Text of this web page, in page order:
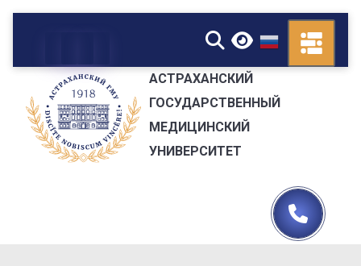
▼
АСТРАХАНСКИЙ
ГОСУДАРСТВЕННЫЙ
МЕДИЦИНСКИЙ
УНИВЕРСИТЕТ